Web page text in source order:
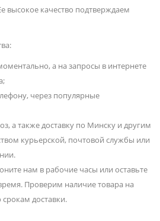
высокое качество подтверждаем
а на запросы в интернете
через популярные
а также доставку по Минску и другим
курьерской, почтовой службы или
нам в рабочие часы или оставьте
Проверим наличие товара на
доставки.